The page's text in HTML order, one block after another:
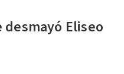
desmayó Eliseo